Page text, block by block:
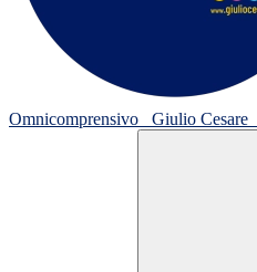
Omnicomprensivo
Giulio Cesare